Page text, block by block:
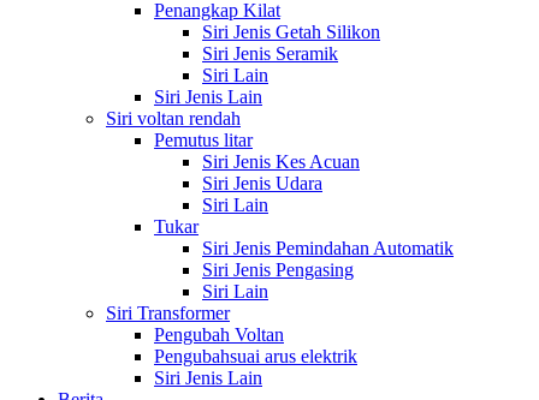
Penangkap Kilat
Siri Jenis Getah Silikon
Siri Jenis Seramik
Siri Lain
Siri Jenis Lain
Siri voltan rendah
Pemutus litar
Siri Jenis Kes Acuan
Siri Jenis Udara
Siri Lain
Tukar
Siri Jenis Pemindahan Automatik
Siri Jenis Pengasing
Siri Lain
Siri Transformer
Pengubah Voltan
Pengubahsuai arus elektrik
Siri Jenis Lain